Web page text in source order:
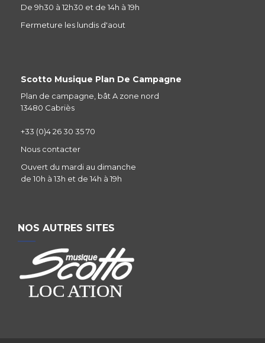
De 9h30 à 12h30 et de 14h à 19h
Fermeture les lundis d'aout
Scotto Musique Plan De Campagne
Plan de campagne, bât A zone nord
13480 Cabriès
+33 (0)4 26 30 35 70
Nous contacter
Ouvert du mardi au dimanche
de 10h à 13h et de 14h à 19h
NOS AUTRES SITES